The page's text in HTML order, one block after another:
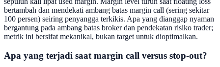
bertambah dan mendekati ambang batas margin call (sering sekitar
100 persen) seiring penyangga terkikis. Apa yang dianggap nyaman
bergantung pada ambang batas broker dan pendekatan risiko trader;
metrik ini bersifat mekanikal, bukan target untuk dioptimalkan.
Apa yang terjadi saat margin call versus stop-out?